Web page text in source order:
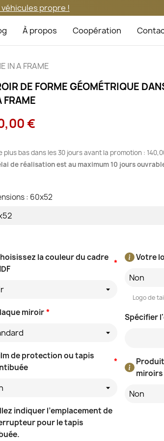
propre !
À propos Coopération
A FRAME
DE FORME GÉOMÉTRIQUE
FRAME
€
plus bas dans les 30 jours avant la promotion :
de réalisation est au maximum 10 jours
*
la couleur du cadre
*
miroir
*
de protection ou tapis
indiquer l’emplacement de
pour le tapis
Votre
Non
Logo de
Spécifier
miroirs
Non
: 60x52